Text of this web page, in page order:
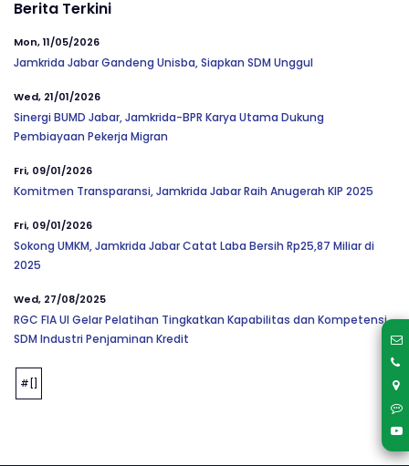
Berita Terkini
Mon, 11/05/2026
Jamkrida Jabar Gandeng Unisba, Siapkan SDM Unggul
Wed, 21/01/2026
Sinergi BUMD Jabar, Jamkrida-BPR Karya Utama Dukung
Pembiayaan Pekerja Migran
Fri, 09/01/2026
Komitmen Transparansi, Jamkrida Jabar Raih Anugerah KIP 2025
Fri, 09/01/2026
Sokong UMKM, Jamkrida Jabar Catat Laba Bersih Rp25,87 Miliar di
2025
Wed, 27/08/2025
RGC FIA UI Gelar Pelatihan Tingkatkan Kapabilitas dan Kompetensi
SDM Industri Penjaminan Kredit
#[]